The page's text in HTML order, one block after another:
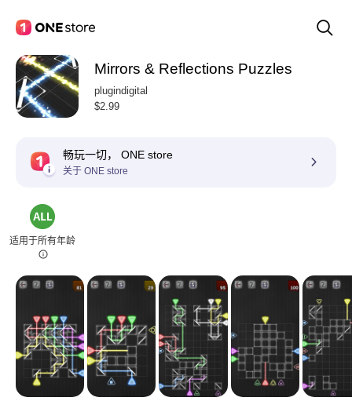
Mirrors & Reflections Puzzles
plugindigital
$2.99
畅玩一切， ONE store
关于 ONE store
适用于所有年龄